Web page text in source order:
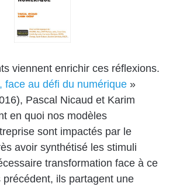
viennent enrichir ces réflexions.
face au défi du numérique »
Pascal Nicaud et Karim
en quoi nos modèles
sont impactés par le
avoir synthétisé les stimuli
transformation face à ce
précédent, ils partagent une